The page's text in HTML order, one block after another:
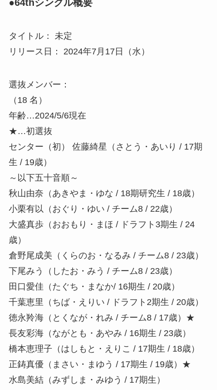
●64thシングル概要
タイトル： 未定
リリース日： 2024年7月17日（水）
選抜メンバー：
（18 名）
年齢…2024/5/6現在
★…初選抜
センター（初） 佐藤綺星（さとう・あいり / 17期
生 / 19歳）
～以下五十音順～
秋山由奈（あきやま・ゆな / 18期研究生 / 18歳）
小栗有以（おぐり・ゆい / チーム8 / 22歳）
大盛真歩（おおもり・まほ / ドラフト3期生 / 24
歳）
倉野尾成美（くらのお・なるみ / チーム8 / 23歳）
下尾みう（したお・みう / チーム8 / 23歳）
田口愛佳（たぐち・まなか/ 16期生 / 20歳）
千葉恵里（ちば・えりい / ドラフト2期生 / 20歳）
徳永羚海（とくなが・れみ / チーム8 / 17歳）★
長友彩海（ながとも・あやみ / 16期生 / 23歳）
橋本恵理子（はしもと・えりこ / 17期生 / 18歳）
正鋳真優（まさい・まゆう / 17期生 / 19歳）★
水島美結（みずしま・みゆう / 17期生）